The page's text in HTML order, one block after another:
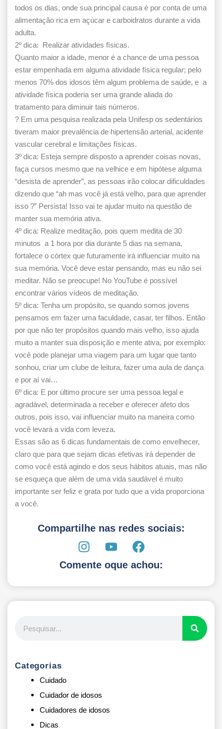
todos os dias, onde sua principal causa é por conta de uma
alimentação rica em açúcar e carboidratos durante a vida
adulta.
2º dica: Realizar atividades físicas.
Quanto maior a idade, menor é a chance de uma pessoa
estar empenhada em alguma atividade física regular; pelo
menos 70% dos idosos têm algum problema de saúde, e a
atividade física poderia ser uma grande aliada do
tratamento para diminuir tais números.
? Em uma pesquisa realizada pela Unifesp os sedentários
tiveram maior prevalência de hipertensão arterial, acidente
vascular cerebral e limitações físicas.
3º dica: Esteja sempre disposto a aprender coisas novas,
faça cursos mesmo que na velhice e em hipótese alguma
“desista de aprender”, as pessoas irão colocar dificuldades
dizendo que “ah mas você já está velho, para que aprender
isso ?” Persista! Isso vai te ajudar muito na questão de
manter sua memória ativa.
4º dica: Realize meditação, pois quem medita de 30
minutos a 1 hora por dia durante 5 dias na semana,
fortalece o córtex que futuramente irá influenciar muito na
sua memória. Você deve estar pensando, mas eu não sei
meditar. Não se preocupe! No YouTube é possível
encontrar vários vídeos de meditação.
5º dica: Tenha um propósito, se quando somos jovens
pensamos em fazer uma faculdade, casar, ter filhos. Então
por que não ter propósitos quando mais velho, isso ajuda
muito a manter sua disposição e mente ativa, por exemplo:
você pode planejar uma viagem para um lugar que tanto
sonhou, criar um clube de leitura, fazer uma aula de dança
e por aí vai…
6º dica: E por último procure ser uma pessoa legal e
agradável, determinada a receber e oferecer afeto dos
outros, pois isso, vai influenciar muito na maneira como
você levará a vida com leveza.
Essas são as 6 dicas fundamentais de como envelhecer,
claro que para que sejam dicas efetivas irá depender de
como você está agindo e dos seus hábitos atuais, mas não
se esqueça que além de uma vida saudável é muito
importante ser feliz e grata por tudo que a vida proporciona
a você.
Compartilhe nas redes sociais:
Comente oque achou:
Categorias
Cuidado
Cuidador de idosos
Cuidadores de idosos
Dicas